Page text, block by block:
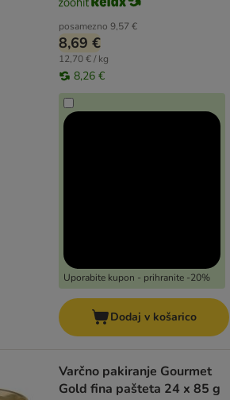
posamezno 9,57 €
8,69 €
12,70 € / kg
8,26 €
Uporabite kupon - prihranite -20%
Dodaj v košarico
Varčno pakiranje Gourmet
Gold fina pašteta 24 x 85 g